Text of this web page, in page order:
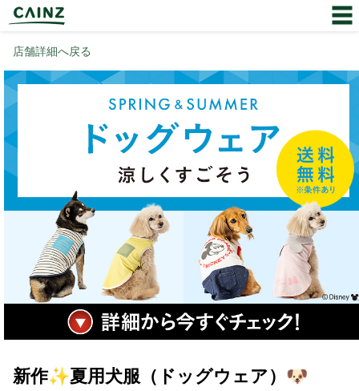
店舗詳細へ戻る
新作✨夏用犬服（ドッグウェア）🐶